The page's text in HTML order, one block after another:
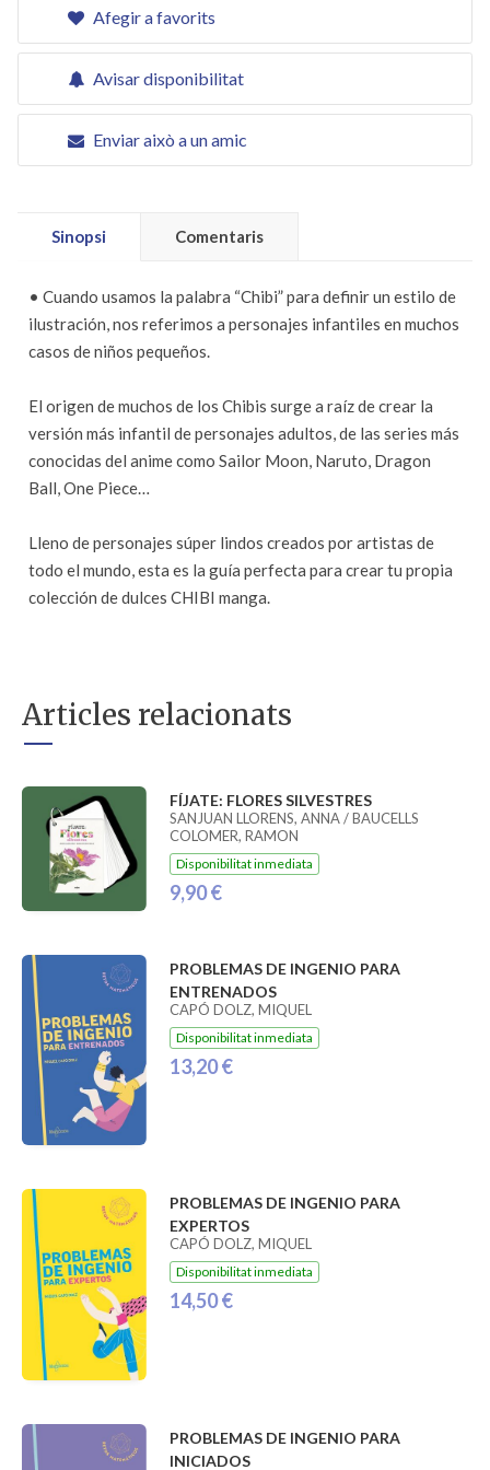
Afegir a favorits
Avisar disponibilitat
Enviar això a un amic
Sinopsi Comentaris
• Cuando usamos la palabra “Chibi” para definir un estilo de
ilustración, nos referimos a personajes infantiles en muchos
casos de niños pequeños.
El origen de muchos de los Chibis surge a raíz de crear la
versión más infantil de personajes adultos, de las series más
conocidas del anime como Sailor Moon, Naruto, Dragon
Ball, One Piece…
Lleno de personajes súper lindos creados por artistas de
todo el mundo, esta es la guía perfecta para crear tu propia
colección de dulces CHIBI manga.
Articles relacionats
FÍJATE: FLORES SILVESTRES
SANJUAN LLORENS, ANNA / BAUCELLS
COLOMER, RAMON
Disponibilitat inmediata
9,90 €
PROBLEMAS DE INGENIO PARA
ENTRENADOS
CAPÓ DOLZ, MIQUEL
Disponibilitat inmediata
13,20 €
PROBLEMAS DE INGENIO PARA
EXPERTOS
CAPÓ DOLZ, MIQUEL
Disponibilitat inmediata
14,50 €
PROBLEMAS DE INGENIO PARA
INICIADOS